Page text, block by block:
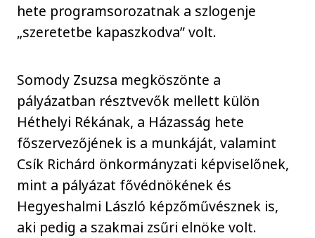
hete programsorozatnak a szlogenje
„szeretetbe kapaszkodva” volt.
Somody Zsuzsa megköszönte a
pályázatban résztvevők mellett külön
Héthelyi Rékának, a Házasság hete
főszervezőjének is a munkáját, valamint
Csík Richárd önkormányzati képviselőnek,
mint a pályázat fővédnökének és
Hegyeshalmi László képzőművésznek is,
aki pedig a szakmai zsűri elnöke volt.